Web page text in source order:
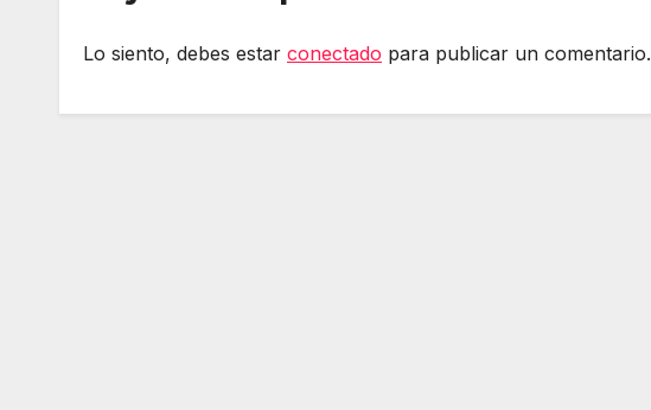
Lo siento, debes estar conectado para publicar un comentario.